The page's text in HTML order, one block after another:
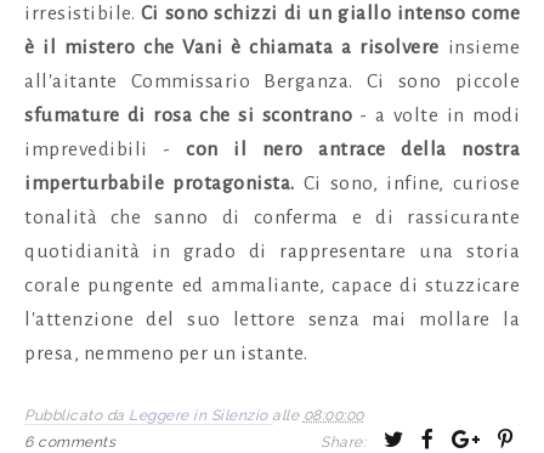
irresistibile. Ci sono schizzi di un giallo intenso come
è il mistero che Vani è chiamata a risolvere insieme
all'aitante Commissario Berganza. Ci sono piccole
sfumature di rosa che si scontrano - a volte in modi
imprevedibili - con il nero antrace della nostra
imperturbabile protagonista. Ci sono, infine, curiose
tonalità che sanno di conferma e di rassicurante
quotidianità in grado di rappresentare una storia
corale pungente ed ammaliante, capace di stuzzicare
l'attenzione del suo lettore senza mai mollare la
presa, nemmeno per un istante.
Pubblicato da Leggere in Silenzio alle 08:00:00
6 comments
Share:
T